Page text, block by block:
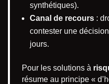
synthétiques).
Canal de recours :
contester une
jours.
Pour les solutions à
résume au principe «